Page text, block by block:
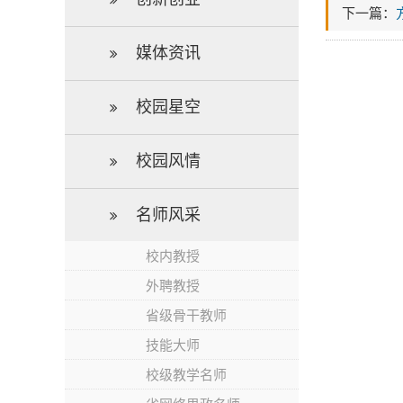
媒体资讯
校园星空
校园风情
名师风采
校内教授
外聘教授
省级骨干教师
技能大师
校级教学名师
下一篇：